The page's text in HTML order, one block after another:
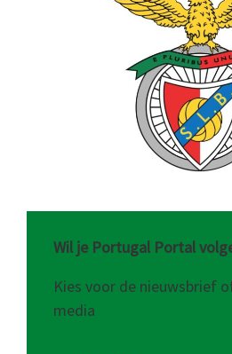
Wil je Portugal Portal
Kies voor de nieuwsbrief
media